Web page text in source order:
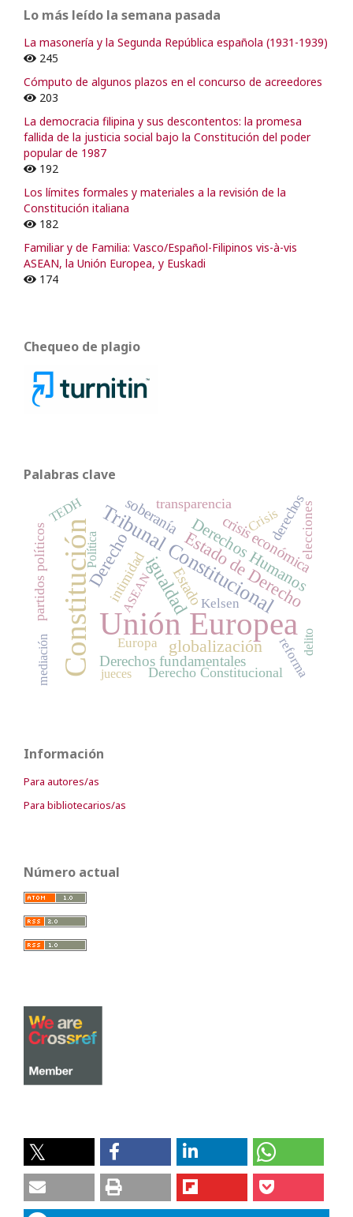
Lo más leído la semana pasada
La masonería y la Segunda República española (1931-1939)
245
Cómputo de algunos plazos en el concurso de acreedores
203
La democracia filipina y sus descontentos: la promesa
fallida de la justicia social bajo la Constitución del poder
popular de 1987
192
Los límites formales y materiales a la revisión de la
Constitución italiana
182
Familiar y de Familia: Vasco/Español-Filipinos vis-à-vis
ASEAN, la Unión Europea, y Euskadi
174
Chequeo de plagio
Palabras clave
Unión Europea
ConstituciónTribunal Constitucional
igualdadEstado de Derecho
globalización
Derecho Derechos Humanos
crisis económica
Estado
soberanía
Derechos fundamentales
transparencia
intimidad
derechos
Derecho Constitucional
partidos políticos
Crisis
reforma
TEDH elecciones
Europa
Kelsen
Política
ASEAN
jueces
mediación delito
Información
Para autores/as
Para bibliotecarios/as
Número actual